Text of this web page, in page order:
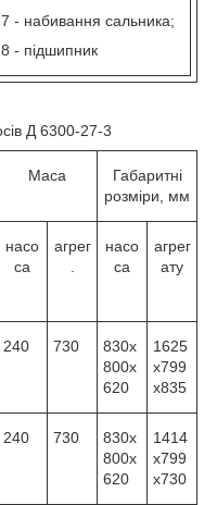
7 - набивання сальника;
8 - підшипник
Маса
Габаритні
розміри, мм
насо
са
агрег
насо
са
агрег
ату
240 730
830x
800x
620
1625
x799
x835
240 730
830x
800x
620
1414
x799
x730